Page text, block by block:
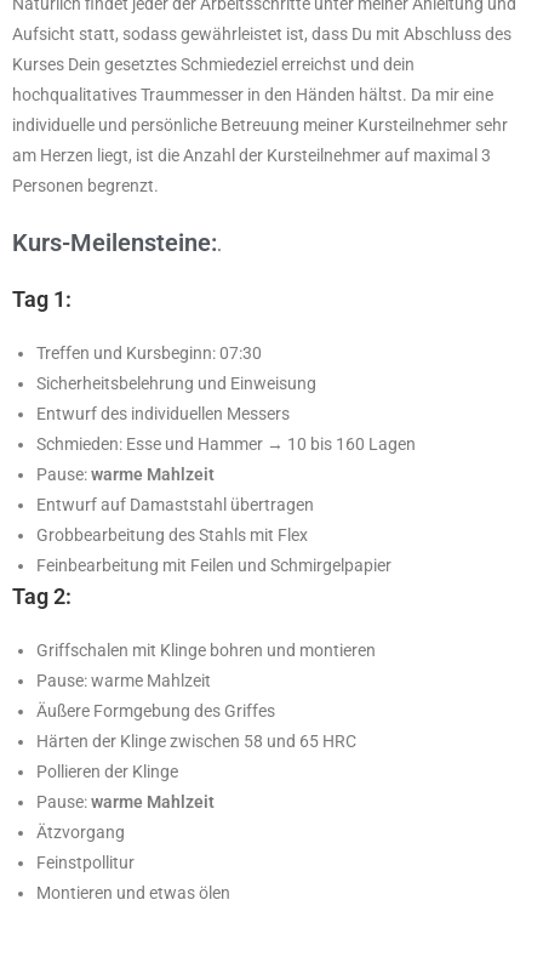
Natürlich findet jeder der Arbeitsschritte unter meiner Anleitung und
Aufsicht statt, sodass gewährleistet ist, dass Du mit Abschluss des
Kurses Dein gesetztes Schmiedeziel erreichst und dein
hochqualitatives Traummesser in den Händen hältst. Da mir eine
individuelle und persönliche Betreuung meiner Kursteilnehmer sehr
am Herzen liegt, ist die Anzahl der Kursteilnehmer auf maximal 3
Personen begrenzt.
Kurs-Meilensteine:.
Tag 1:
Treffen und Kursbeginn: 07:30
Sicherheitsbelehrung und Einweisung
Entwurf des individuellen Messers
Schmieden: Esse und Hammer → 10 bis 160 Lagen
Pause:warme Mahlzeit
Entwurf auf Damaststahl übertragen
Grobbearbeitung des Stahls mit Flex
Feinbearbeitung mit Feilen und Schmirgelpapier
Tag 2:
Griffschalen mit Klinge bohren und montieren
Pause: warme Mahlzeit
Äußere Formgebung des Griffes
Härten der Klinge zwischen 58 und 65 HRC
Pollieren der Klinge
Pause:warme Mahlzeit
Ätzvorgang
Feinstpollitur
Montieren und etwas ölen